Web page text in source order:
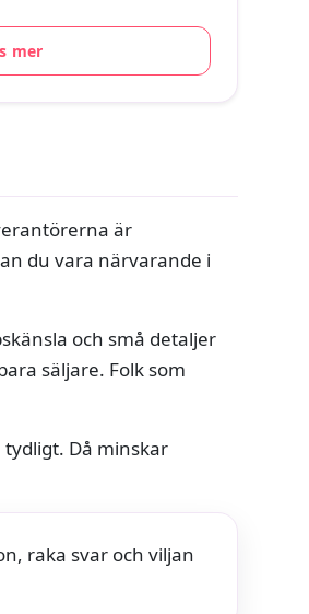
mer
är
du vara närvarande i
och små detaljer
säljare. Folk som
Då minskar
raka svar och viljan